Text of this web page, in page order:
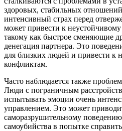
здоровых, стабильных
интенсивный страх перед
может привести к
такому как быстрое сменяющие
денегация партнера. Это
для близких людей и привести к
конфликтам.
Часто наблюдается также
Люди с пограничным
испытывать эмоции очень
управлением. Это может
саморазрушительному
самоубийства в попытке